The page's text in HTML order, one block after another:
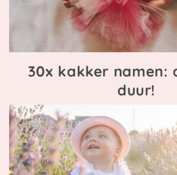
30x kakker namen:
duur!